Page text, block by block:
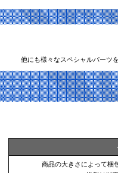
他にも様々なスペシャルパーツ
商品の大きさによって梱